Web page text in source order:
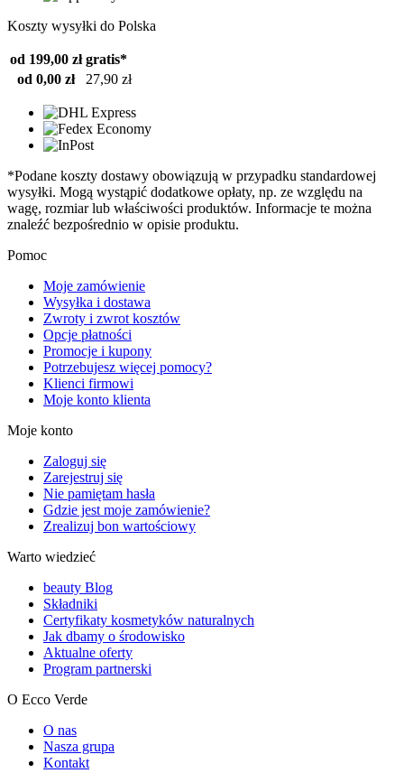
Koszty wysyłki do Polska
od 199,00 zł gratis*
od 0,00 zł
27,90 zł
*Podane koszty dostawy obowiązują w przypadku standardowej
wysyłki. Mogą wystąpić dodatkowe opłaty, np. ze względu na
wagę, rozmiar lub właściwości produktów. Informacje te można
znaleźć bezpośrednio w opisie produktu.
Pomoc
Moje zamówienie
Wysyłka i dostawa
Zwroty i zwrot kosztów
Opcje płatności
Promocje i kupony
Potrzebujesz więcej pomocy?
Klienci firmowi
Moje konto klienta
Moje konto
Zaloguj się
Zarejestruj się
Nie pamiętam hasła
Gdzie jest moje zamówienie?
Zrealizuj bon wartościowy
Warto wiedzieć
beauty Blog
Składniki
Certyfikaty kosmetyków naturalnych
Jak dbamy o środowisko
Aktualne oferty
Program partnerski
O Ecco Verde
O nas
Nasza grupa
Kontakt